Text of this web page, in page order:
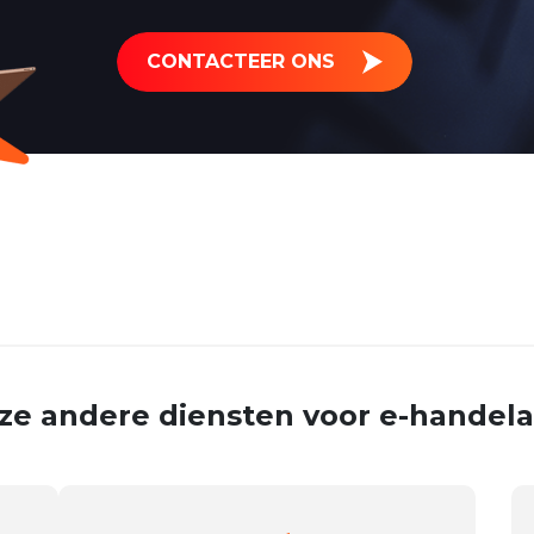
CONTACTEER ONS
andere diensten voor e-